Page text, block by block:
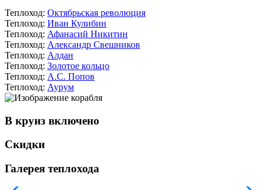
Теплоход: Октябрьская революция
Теплоход: Иван Кулибин
Теплоход: Афанасий Никитин
Теплоход: Александр Свешников
Теплоход: Алдан
Теплоход: Золотое кольцо
Теплоход: А.С. Попов
Теплоход: Аурум
В круиз включено
Скидки
Галерея теплохода